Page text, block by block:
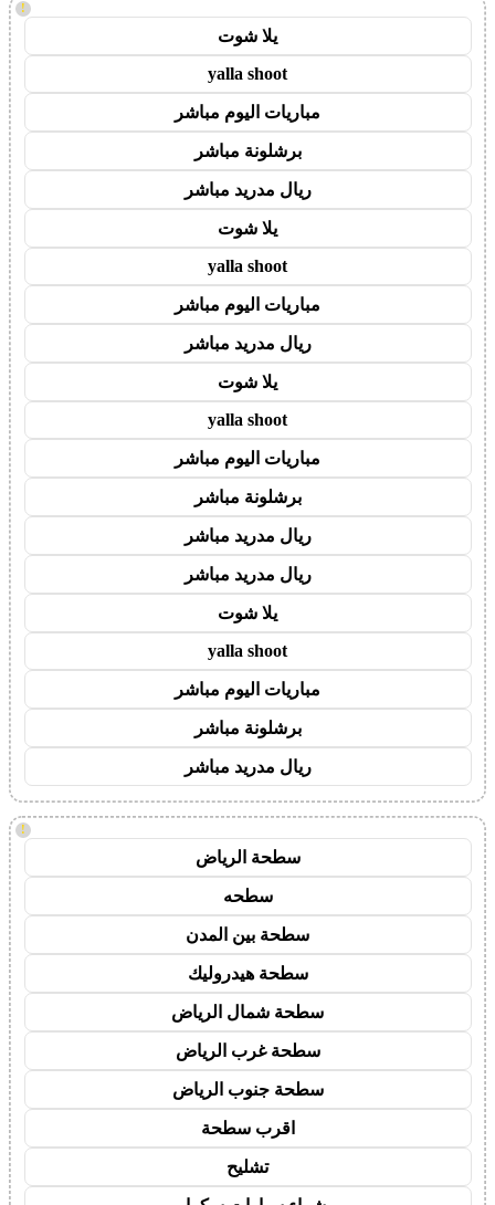
!
يلا شوت
yalla shoot
مباريات اليوم مباشر
برشلونة مباشر
ريال مدريد مباشر
يلا شوت
yalla shoot
مباريات اليوم مباشر
ريال مدريد مباشر
يلا شوت
yalla shoot
مباريات اليوم مباشر
برشلونة مباشر
ريال مدريد مباشر
ريال مدريد مباشر
يلا شوت
yalla shoot
مباريات اليوم مباشر
برشلونة مباشر
ريال مدريد مباشر
!
سطحة الرياض
سطحه
سطحة بين المدن
سطحة هيدروليك
سطحة شمال الرياض
سطحة غرب الرياض
سطحة جنوب الرياض
اقرب سطحة
تشليح